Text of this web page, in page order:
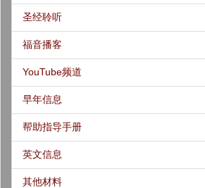
圣经聆听
福音播客
YouTube频道
早年信息
帮助指导手册
英文信息
其他材料